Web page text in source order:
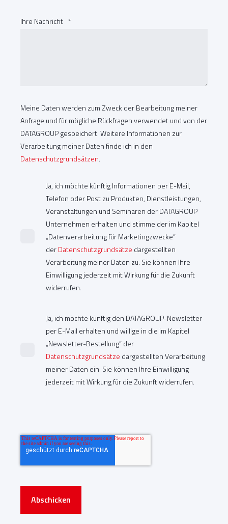
Ihre Nachricht *
Meine Daten werden zum Zweck der Bearbeitung meiner
Anfrage und für mögliche Rückfragen verwendet und von der
DATAGROUP gespeichert. Weitere Informationen zur
Verarbeitung meiner Daten finde ich in den
Datenschutzgrundsätzen.
Ja, ich möchte künftig Informationen per E-Mail,
Telefon oder Post zu Produkten, Dienstleistungen,
Veranstaltungen und Seminaren der DATAGROUP
Unternehmen erhalten und stimme der im Kapitel
„Datenverarbeitung für Marketingzwecke“
derDatenschutzgrundsätze dargestellten
Verarbeitung meiner Daten zu. Sie können Ihre
Einwilligung jederzeit mit Wirkung für die Zukunft
widerrufen.
Ja, ich möchte künftig den DATAGROUP-Newsletter
per E-Mail erhalten und willige in die im Kapitel
„Newsletter-Bestellung“ der
Datenschutzgrundsätze dargestellten Verarbeitung
meiner Daten ein. Sie können Ihre Einwilligung
jederzeit mit Wirkung für die Zukunft widerrufen.
Abschicken